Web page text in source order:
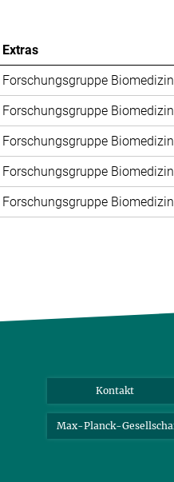
Extras
Forschungsgruppe
Forschungsgruppe
Forschungsgruppe
Forschungsgruppe
Forschungsgruppe
Kontakt
Max-Planck-